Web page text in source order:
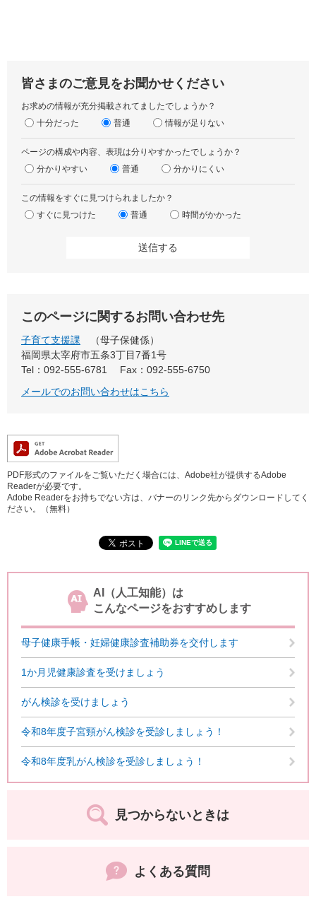
皆さまのご意見をお聞かせください
お求めの情報が充分掲載されてましたでしょうか？
十分だった
普通 情報が足りない
ページの構成や内容、表現は分りやすかったでしょうか？
分かりやすい
普通 分かりにくい
この情報をすぐに見つけられましたか？
すぐに見つけた
普通 時間がかかった
このページに関するお問い合わせ先
子育て支援課
母子保健係
福岡県太宰府市五条3丁目7番1号
Tel：092-555-6781
Fax：092-555-6750
メールでのお問い合わせはこちら
PDF形式のファイルをご覧いただく場合には、Adobe社が提供するAdobe
Readerが必要です。
Adobe Readerをお持ちでない方は、バナーのリンク先からダウンロードしてく
ださい。（無料）
AI（人工知能）は
こんなページをおすすめします
母子健康手帳・妊婦健康診査補助券を交付します
1か月児健康診査を受けましょう
がん検診を受けましょう
令和8年度子宮頸がん検診を受診しましょう！
令和8年度乳がん検診を受診しましょう！
見つからないときは
よくある質問